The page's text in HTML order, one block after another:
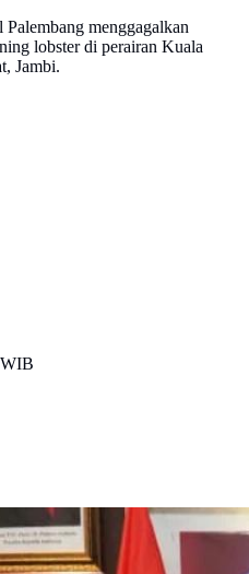
menggagalkan
lobster di perairan Kuala
Jambi.